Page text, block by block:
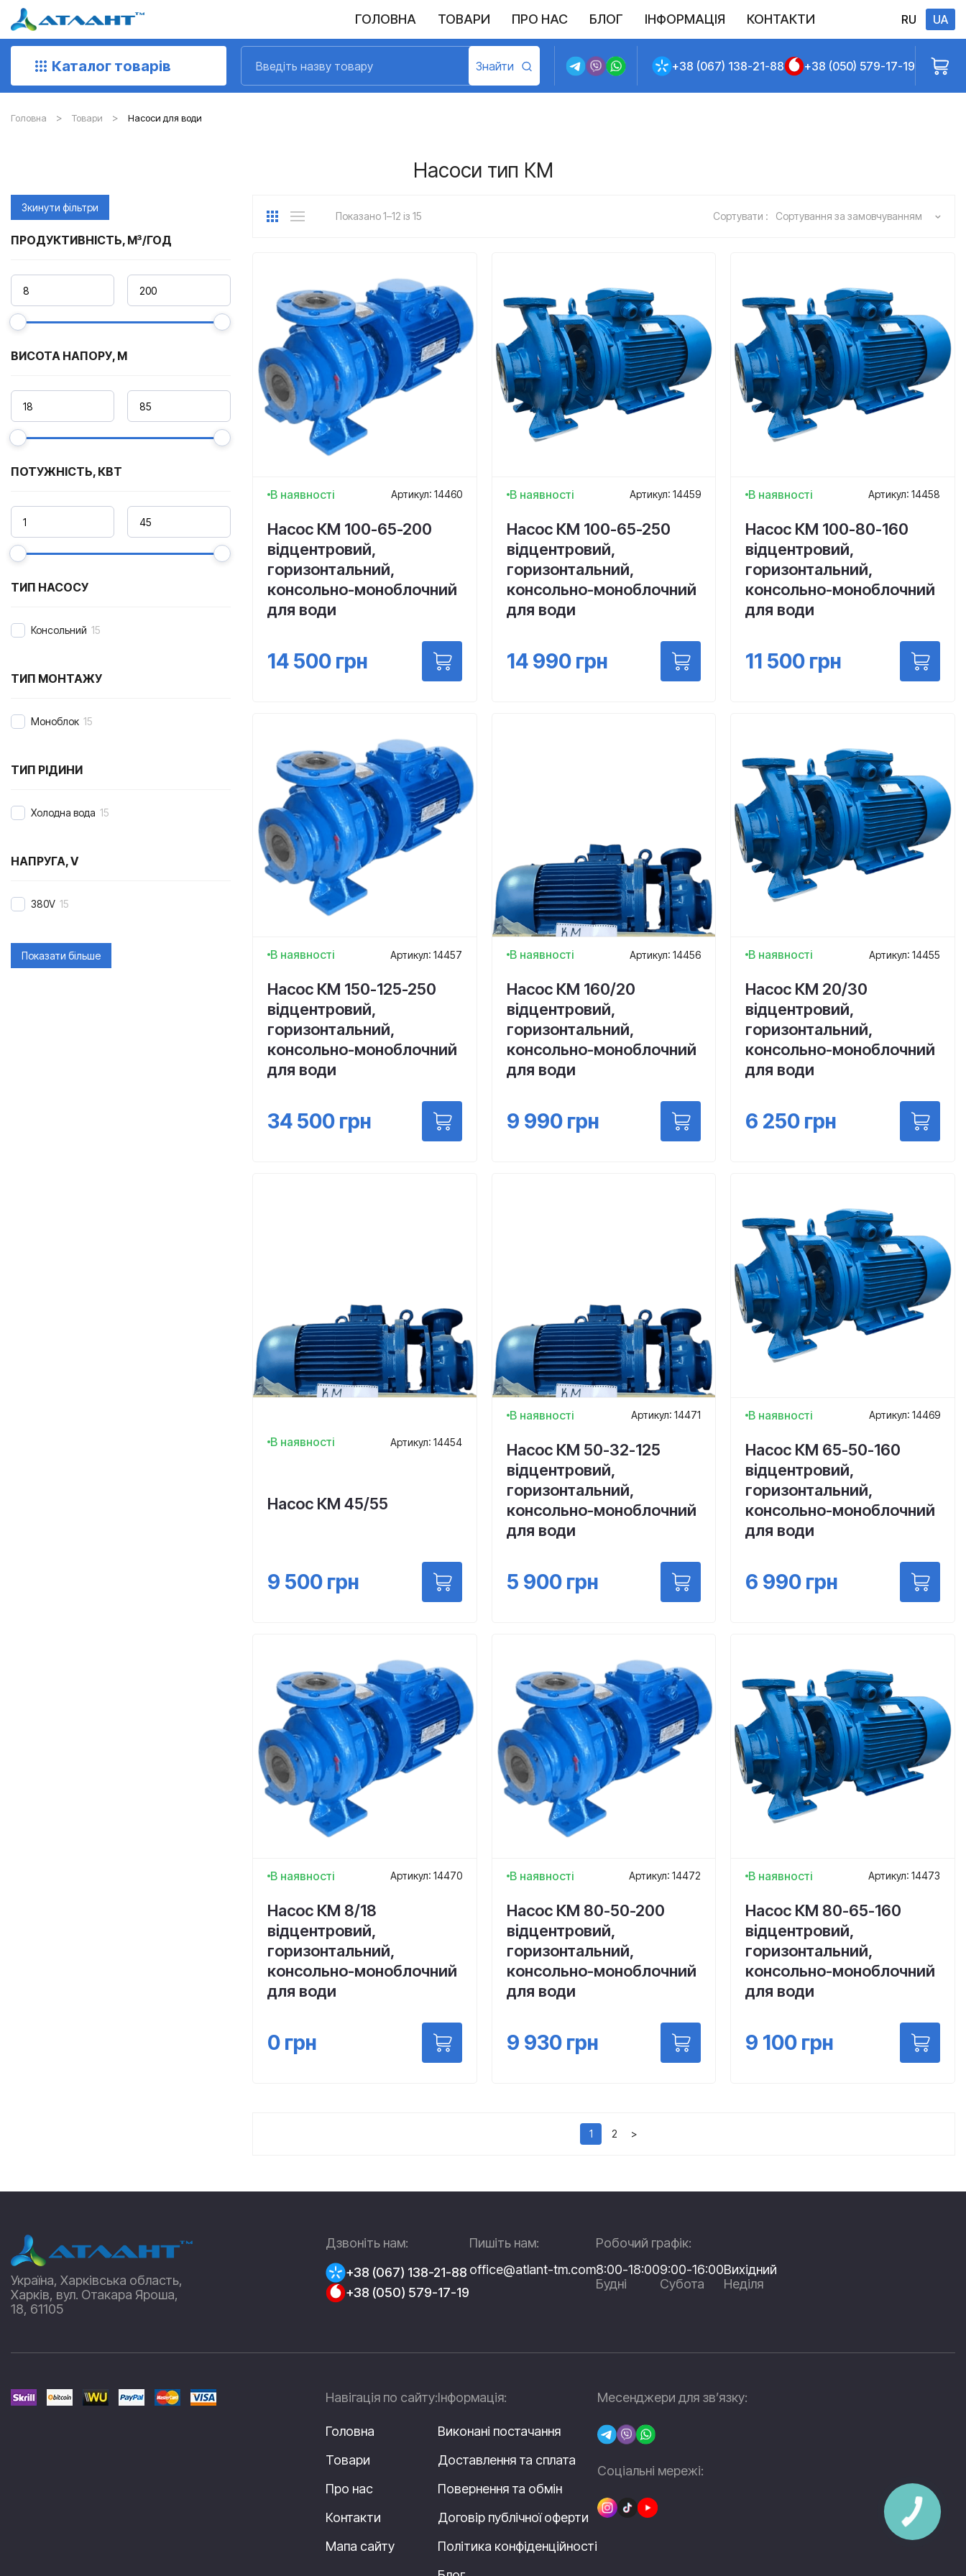
ГОЛОВНА ТОВАРИ ПРО НАС БЛОГ ІНФОРМАЦІЯ КОНТАКТИ RU UA
Каталог товарів +38 (067) 138-21-88 +38 (050) 579-17-19
Головна Товари Насоси для води
Насоси тип КМ
Показано 1–12 із 15 Сортувати : Сортування за замовчуванням
В наявності Артикул: 14460
Насос КМ 100-65-200
відцентровий,
горизонтальний,
консольно-моноблочний
для води
14 500 грн
В наявності Артикул: 14459
Насос КМ 100-65-250
відцентровий,
горизонтальний,
консольно-моноблочний
для води
14 990грн
В наявності Артикул: 14458
Насос КМ 100-80-160
відцентровий,
горизонтальний,
консольно-моноблочний
для води
11 500 грн
В наявності Артикул: 14457
Насос КМ 150-125-250
відцентровий,
горизонтальний,
консольно-моноблочний
для води
34 500 грн
В наявності Артикул: 14456
Насос КМ 160/20
відцентровий,
горизонтальний,
консольно-моноблочний
для води
9 990грн
В наявності Артикул: 14455
Насос КМ 20/30
відцентровий,
горизонтальний,
консольно-моноблочний
для води
6 250 грн
В наявності Артикул: 14454
Насос КМ 45/55
9 500 грн
В наявності Артикул: 14471
Насос КМ 50-32-125
відцентровий,
горизонтальний,
консольно-моноблочний
для води
5 900грн
В наявності Артикул: 14469
Насос КМ 65-50-160
відцентровий,
горизонтальний,
консольно-моноблочний
для води
6 990 грн
В наявності Артикул: 14470
Насос КМ 8/18
відцентровий,
горизонтальний,
консольно-моноблочний
для води
0 грн
В наявності Артикул: 14472
Насос КМ 80-50-200
відцентровий,
горизонтальний,
консольно-моноблочний
для води
9 930грн
В наявності Артикул: 14473
Насос КМ 80-65-160
відцентровий,
горизонтальний,
консольно-моноблочний
для води
9 100 грн
1 2 >
Зкинути фільтри
ПРОДУКТИВНІСТЬ, М³/ГОД
ВИСОТА НАПОРУ, М
ПОТУЖНІСТЬ, КВТ
ТИП НАСОСУ
Консольний 15
ТИП МОНТАЖУ
Моноблок 15
ТИП РІДИНИ
Холодна вода 15
НАПРУГА, V
380V 15
Показати більше
Україна, Харківська область,
Харків, вул. Отакара Яроша,
18, 61105
Дзвоніть нам:
+38 (067) 138-21-88
+38 (050) 579-17-19
Пишіть нам:
office@atlant-tm.com
Робочий графік:
8:00-18:00
Будні
9:00-16:00
Субота
Вихідний
Неділя
Навігація по сайту:
Головна
Товари
Про нас
Контакти
Мапа сайту
Інформація:
Виконані постачання
Доставлення та сплата
Повернення та обмін
Договір публічної оферти
Політика конфіденційності
Месенджери для зв’язку:
Соціальні мережі: